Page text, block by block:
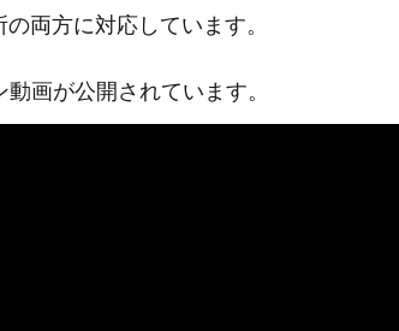
両方に対応しています。
画が公開されています。